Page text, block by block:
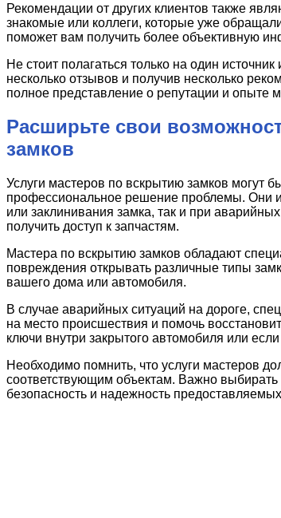
Рекомендации от других клиентов также
знакомые или коллеги, которые уже
поможет вам получить более объективную
Не стоит полагаться только на один
несколько отзывов и получив несколько
полное представление о репутации и опыте
Расширьте свои
замков
Услуги мастеров по вскрытию замков могут
профессиональное решение проблемы. Они
или заклинивания замка, так и при
получить доступ к запчастям.
Мастера по вскрытию замков обладают
повреждения открывать различные типы
вашего дома или автомобиля.
В случае аварийных ситуаций на дороге,
на место происшествия и помочь
ключи внутри закрытого автомобиля или
Необходимо помнить, что услуги мастеров
соответствующим объектам. Важно
безопасность и надежность предоставляемых